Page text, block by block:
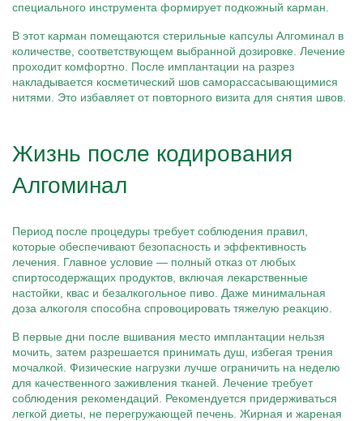
специального инструмента формирует подкожный карман.
В этот карман помещаются стерильные капсулы Алгоминал в
количестве, соответствующем выбранной дозировке. Лечение
проходит комфортно. После имплантации на разрез
накладывается косметический шов саморассасывающимися
нитями. Это избавляет от повторного визита для снятия швов.
Жизнь после кодирования
Алгоминал
Период после процедуры требует соблюдения правил,
которые обеспечивают безопасность и эффективность
лечения. Главное условие — полный отказ от любых
спиртосодержащих продуктов, включая лекарственные
настойки, квас и безалкогольное пиво. Даже минимальная
доза алкоголя способна спровоцировать тяжелую реакцию.
В первые дни после вшивания место имплантации нельзя
мочить, затем разрешается принимать душ, избегая трения
мочалкой. Физические нагрузки лучше ограничить на неделю
для качественного заживления тканей. Лечение требует
соблюдения рекомендаций. Рекомендуется придерживаться
легкой диеты, не перегружающей печень. Жирная и жареная